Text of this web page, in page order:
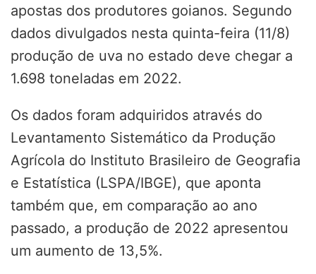
apostas dos produtores goianos. Segundo
dados divulgados nesta quinta-feira (11/8)
produção de uva no estado deve chegar a
1.698 toneladas em 2022.
Os dados foram adquiridos através do
Levantamento Sistemático da Produção
Agrícola do Instituto Brasileiro de Geografia
e Estatística (LSPA/IBGE), que aponta
também que, em comparação ao ano
passado, a produção de 2022 apresentou
um aumento de 13,5%.